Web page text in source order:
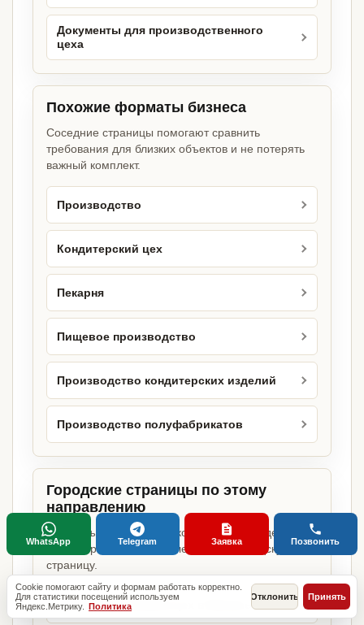
Документы для производственного
цеха
Похожие форматы бизнеса
Соседние страницы помогают сравнить
требования для близких объектов и не потерять
важный комплект.
Производство
Кондитерский цех
Пекарня
Пищевое производство
Производство кондитерских изделий
Производство полуфабрикатов
Городские страницы по этому
направлению
Если объект работает в конкретном городе,
можно сразу открыть релевантную городскую
страницу.
Производственный цех в Москве
Cookie помогают сайту и формам работать корректно.
Для статистики посещений используем
Яндекс.Метрику. Политика
Отклонить Принять
WhatsApp Telegram Заявка Позвонить